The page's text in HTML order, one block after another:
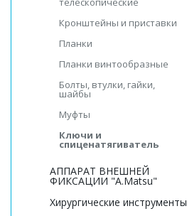
Кронштейны и приставки
Планки
Планки винтообразные
Болты, втулки, гайки,
шайбы
Муфты
Ключи и
спиценатягиватель
АППАРАТ ВНЕШНЕЙ
ФИКСАЦИИ "A.Matsu"
Хирургические инструменты